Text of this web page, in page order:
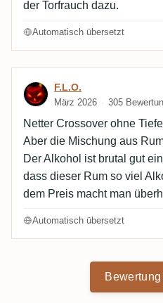
der Torfrauch dazu.
Automatisch übersetzt
Bewertung von
F.L.O.
März 2026 305
Netter Crossover ohne
Aber die Mischung aus
Der Alkohol ist brutal gut
dass dieser Rum so viel
dem Preis macht man
Automatisch übersetzt